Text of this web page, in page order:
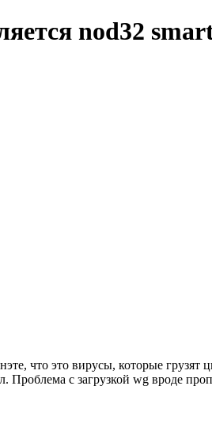
nod32
что это вирусы, которые
с загрузкой wg вроде